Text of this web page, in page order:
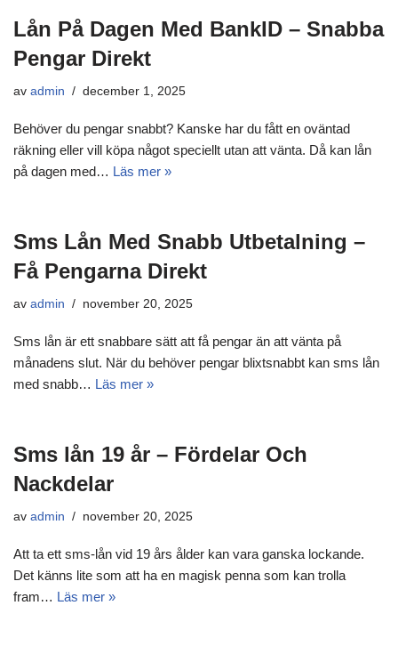
Lån På Dagen Med BankID – Snabba
Pengar Direkt
av admin december 1, 2025
Behöver du pengar snabbt? Kanske har du fått en oväntad
räkning eller vill köpa något speciellt utan att vänta. Då kan lån
på dagen med… Läs mer »
Sms Lån Med Snabb Utbetalning –
Få Pengarna Direkt
av admin november 20, 2025
Sms lån är ett snabbare sätt att få pengar än att vänta på
månadens slut. När du behöver pengar blixtsnabbt kan sms lån
med snabb… Läs mer »
Sms lån 19 år – Fördelar Och
Nackdelar
av admin november 20, 2025
Att ta ett sms-lån vid 19 års ålder kan vara ganska lockande.
Det känns lite som att ha en magisk penna som kan trolla
fram… Läs mer »